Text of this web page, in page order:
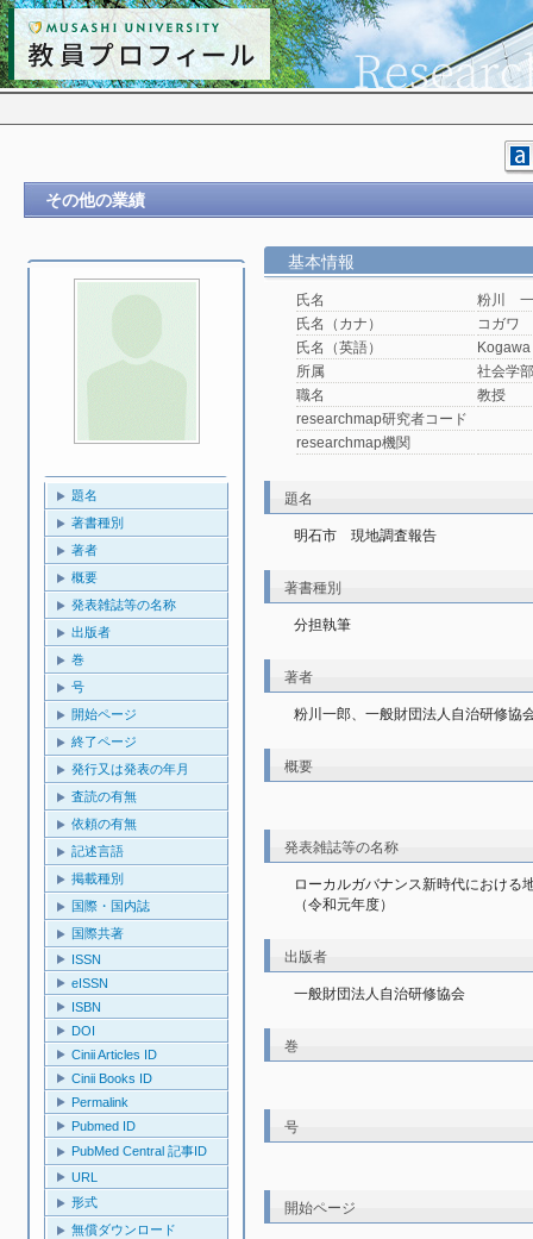
その他の業績
題名
著書種別
著者
概要
発表雑誌等の名称
出版者
巻
号
開始ページ
終了ページ
発行又は発表の年月
査読の有無
依頼の有無
記述言語
掲載種別
国際・国内誌
国際共著
ISSN
eISSN
ISBN
DOI
Cinii Articles ID
Cinii Books ID
Permalink
Pubmed ID
PubMed Central 記事ID
URL
形式
無償ダウンロード
基本情報
氏名
粉川
氏名（カナ）
コガワ
氏名（英語）
所属
社会学
職名
教授
researchmap研究者コード
researchmap機関
題名
明石市　現地調査報告
著書種別
分担執筆
著者
粉川一郎、一般財団法人自治研修協
概要
発表雑誌等の名称
ローカルガバナンス新時代における
（令和元年度）
出版者
一般財団法人自治研修協会
巻
号
開始ページ